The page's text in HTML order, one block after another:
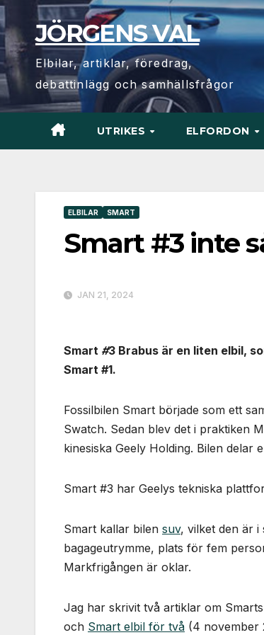
Hoppa
till
innehåll
JÖRGENS VAL
Elbilar, artiklar, föredrag,
debattinlägg och samhällsfrågor
UTRIKES ELFORDON
ELBILAR SMART
Smart #3 inte
JAN 21, 2024
Smart #3 Brabus är en liten elbil,
Smart #1.
Fossilbilen Smart började som ett
Swatch. Sedan blev det i praktiken
kinesiska Geely Holding. Bilen delar
Smart #3 har Geelys tekniska
Smart kallar bilen suv, vilket den är
bagageutrymme, plats för fem
Markfrigången är oklar.
Jag har skrivit två artiklar om
och Smart elbil för två (4 november